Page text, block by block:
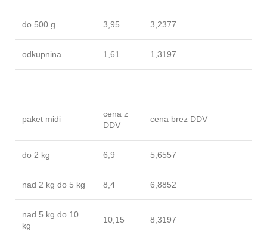
do 500 g 3,95 3,2377
odkupnina 1,61 1,3197
paket midi
cena z
DDV
cena brez DDV
do 2 kg 6,9 5,6557
nad 2 kg do 5 kg 8,4 6,8852
nad 5 kg do 10
kg
10,15 8,3197